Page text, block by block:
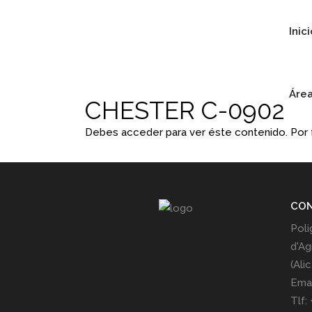
CHESTER C-0902
Debes acceder para ver éste contenido.
Tlf: